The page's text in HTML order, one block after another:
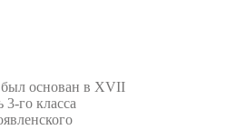
основан в XVII
го класса